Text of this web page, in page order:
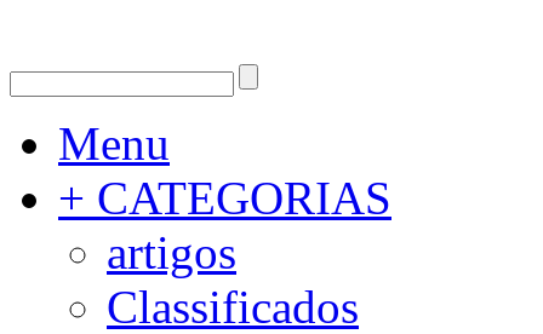
Menu
+ CATEGORIAS
artigos
Classificados